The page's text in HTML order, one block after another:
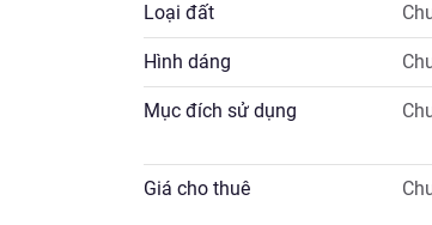
Liên hệ em Hiếu: 09.7777.8286
Loại đất
Hình dáng
Mục đích sử dụng
Giá cho thuê